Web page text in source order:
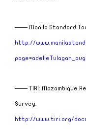
—— Manila Standard
http://
—— TIRI: Mozambique
Survey.
http://www.tiri.org/